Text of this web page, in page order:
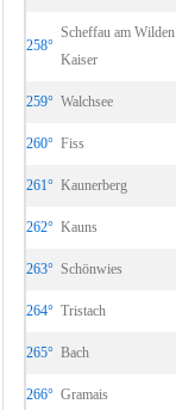
258°
Scheffau am Wilden
Kaiser
259° Walchsee
260° Fiss
261° Kaunerberg
262° Kauns
263° Schönwies
264° Tristach
265° Bach
266° Gramais